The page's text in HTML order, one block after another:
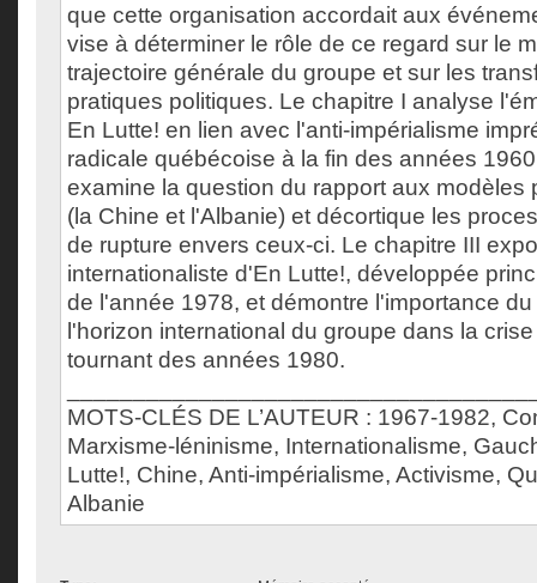
que cette organisation accordait aux
vise à déterminer le rôle de ce regard sur le
trajectoire générale du groupe et sur les
pratiques politiques. Le chapitre I analyse
En Lutte! en lien avec l'anti-impérialisme
radicale québécoise à la fin des années
examine la question du rapport aux modèles
(la Chine et l'Albanie) et décortique les
de rupture envers ceux-ci. Le chapitre III
internationaliste d'En Lutte!, développée
de l'année 1978, et démontre l'importance
l'horizon international du groupe dans la
tournant des années 1980.
MOTS-CLÉS DE L’AUTEUR : 1967-1982,
Marxisme-léninisme, Internationalisme,
Lutte!, Chine, Anti-impérialisme, Activisme,
Albanie